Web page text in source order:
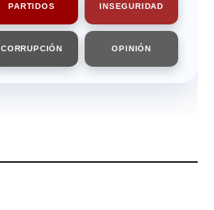
PARTIDOS INSEGURIDAD
CORRUPCIÓN OPINIÓN